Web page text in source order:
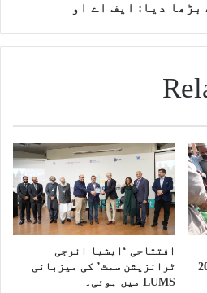
بڑھا دیا: ایف اے او
مہم 2025
افتتاحی ‘ایشیا انرجی
ٹرانزیشن سمٹ’ کی میزبانی
LUMS میں ہوئی۔